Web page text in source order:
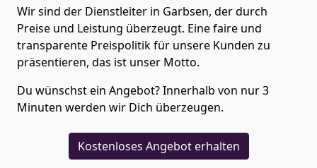
Wir sind der Dienstleiter in Garbsen, der durch
Preise und Leistung überzeugt. Eine faire und
transparente Preispolitik für unsere Kunden zu
präsentieren, das ist unser Motto.
Du wünschst ein Angebot? Innerhalb von nur 3
Minuten werden wir Dich überzeugen.
Kostenloses Angebot erhalten